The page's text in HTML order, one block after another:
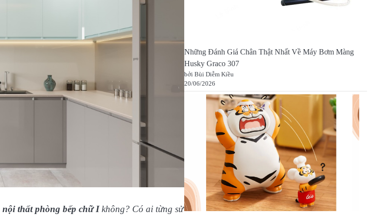
nội thất phòng bếp chữ Ikhông? Có ai từng sử
Những Đánh Giá Chân Thật Nhất Về Máy Bơm Màng
Husky Graco 307
bởi Bùi Diễm Kiều
20/06/2026